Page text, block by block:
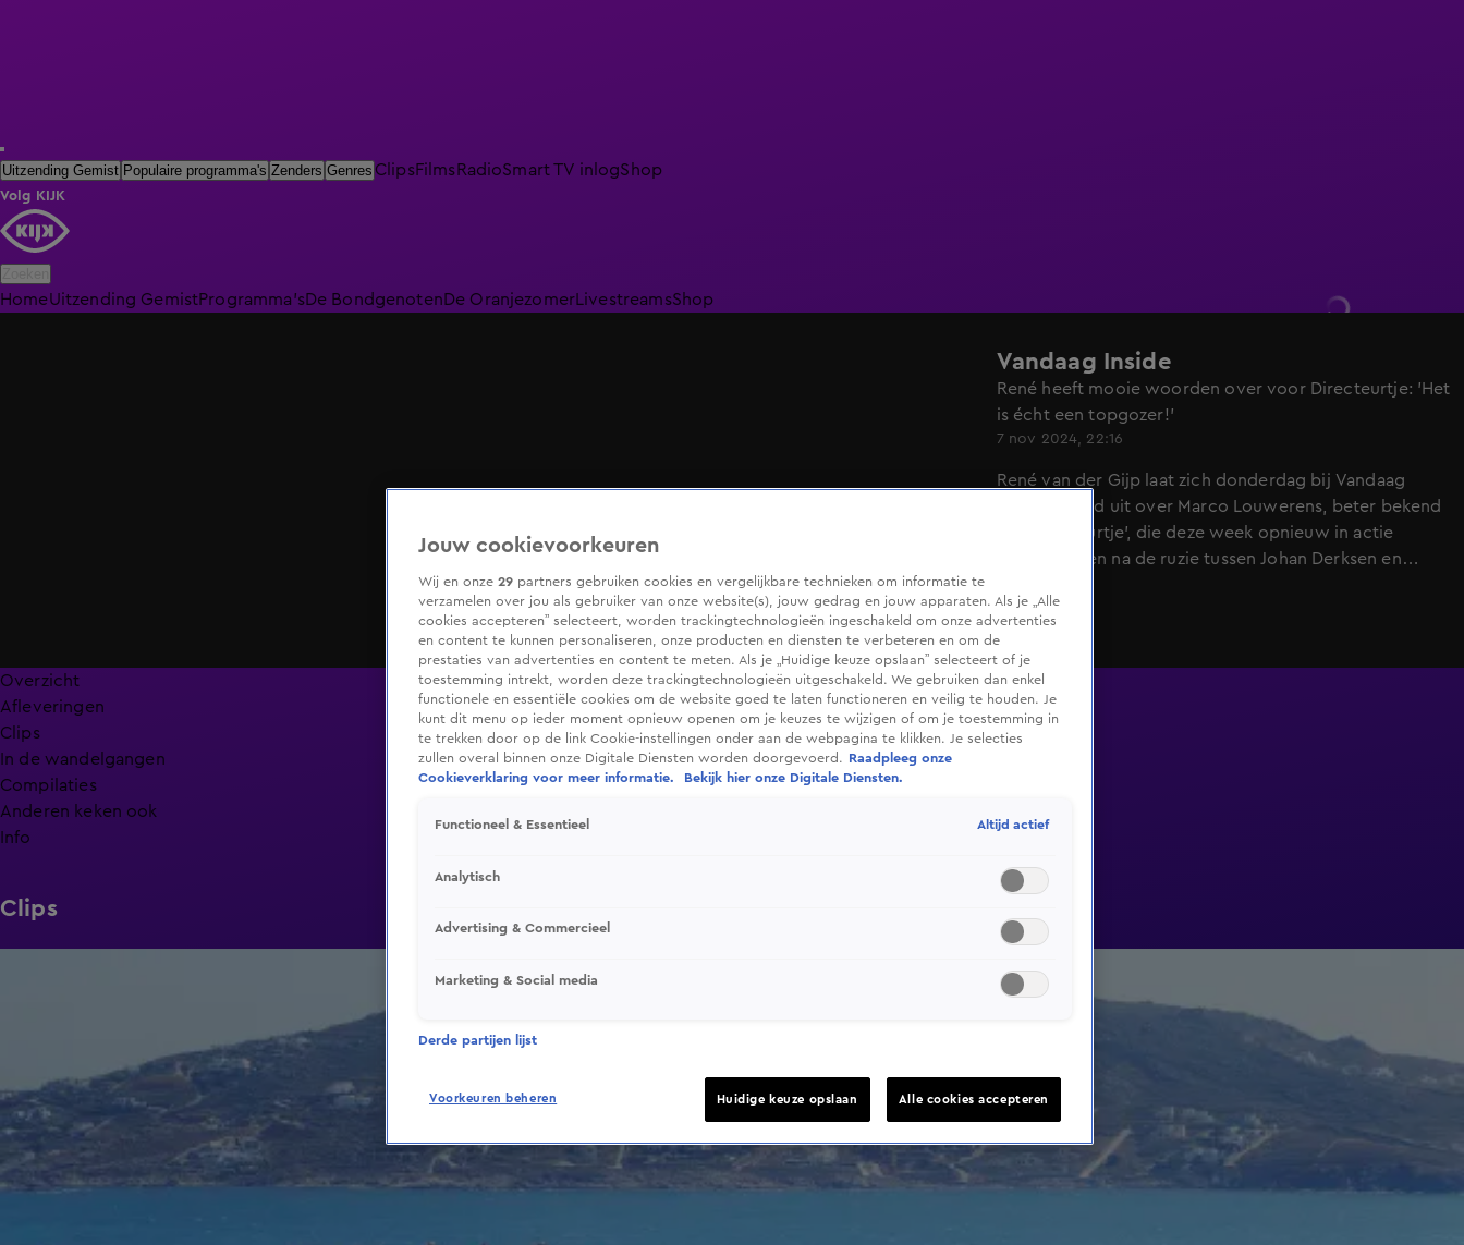
Uitzending Gemist Populaire programma's Zenders Genres ClipsFilmsRadioSmart TV inlogShop
Volg KIJK
HomeUitzending GemistProgramma'sDe BondgenotenDe Oranjezomer LivestreamsShop
Vandaag Inside
René heeft mooie woorden over voor Directeurtje: 'Het
is écht een topgozer!'
7 nov 2024, 22:16
René van der Gijp laat zich donderdag bij Vandaag
Inside lovend uit over Marco Louwerens, beter bekend
als 'Directeurtje', die deze week opnieuw in actie
moest komen na de ruzie tussen Johan Derksen en
Overzicht
Afleveringen
Clips
In de wandelgangen
Compilaties
Anderen keken ook
Info
Clips
Jouw cookievoorkeuren
Wij en onze 29 partners gebruiken cookies en vergelijkbare technieken om informatie te
verzamelen over jou als gebruiker van onze website(s), jouw gedrag en jouw apparaten. Als je „Alle
cookies accepteren” selecteert, worden trackingtechnologieën ingeschakeld om onze advertenties
en content te kunnen personaliseren, onze producten en diensten te verbeteren en om de
prestaties van advertenties en content te meten. Als je „Huidige keuze opslaan” selecteert of je
toestemming intrekt, worden deze trackingtechnologieën uitgeschakeld. We gebruiken dan enkel
functionele en essentiële cookies om de website goed te laten functioneren en veilig te houden. Je
kunt dit menu op ieder moment opnieuw openen om je keuzes te wijzigen of om je toestemming in
te trekken door op de link Cookie-instellingen onder aan de webpagina te klikken. Je selecties
zullen overal binnen onze Digitale Diensten worden doorgevoerd.
Raadpleeg onze
Cookieverklaring voor meer informatie.
Bekijk hier onze Digitale Diensten.
Functioneel & Essentieel Altijd actief
Analytisch
Advertising & Commercieel
Marketing & Social media
Derde partijen lijst
Voorkeuren beheren Huidige keuze opslaan Alle cookies accepteren